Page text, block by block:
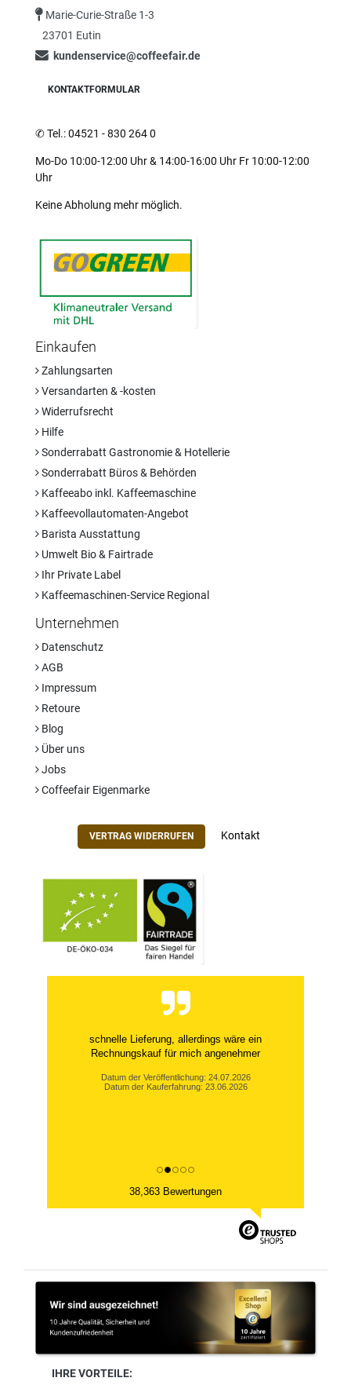
Marie-Curie-Straße 1-3
23701 Eutin
kundenservice@coffeefair.de
KONTAKTFORMULAR
✆Tel.: 04521 - 830 264 0
Mo-Do 10:00-12:00 Uhr & 14:00-16:00 Uhr Fr 10:00-12:00
Uhr
Keine Abholung mehr möglich.
Einkaufen
Zahlungsarten
Versandarten & -kosten
Widerrufsrecht
Hilfe
Sonderrabatt Gastronomie & Hotellerie
Sonderrabatt Büros & Behörden
Kaffeeabo inkl. Kaffeemaschine
Kaffeevollautomaten-Angebot
Barista Ausstattung
Umwelt Bio & Fairtrade
Ihr Private Label
Kaffeemaschinen-Service Regional
Unternehmen
Datenschutz
AGB
Impressum
Retoure
Blog
Über uns
Jobs
Coffeefair Eigenmarke
VERTRAG WIDERRUFEN Kontakt
schnelle Lieferung, allerdings wäre ein
Rechnungskauf für mich angenehmer
Datum der Veröffentlichung: 24.07.2026
Datum der Kauferfahrung: 23.06.2026
38,363 Bewertungen
IHRE VORTEILE: